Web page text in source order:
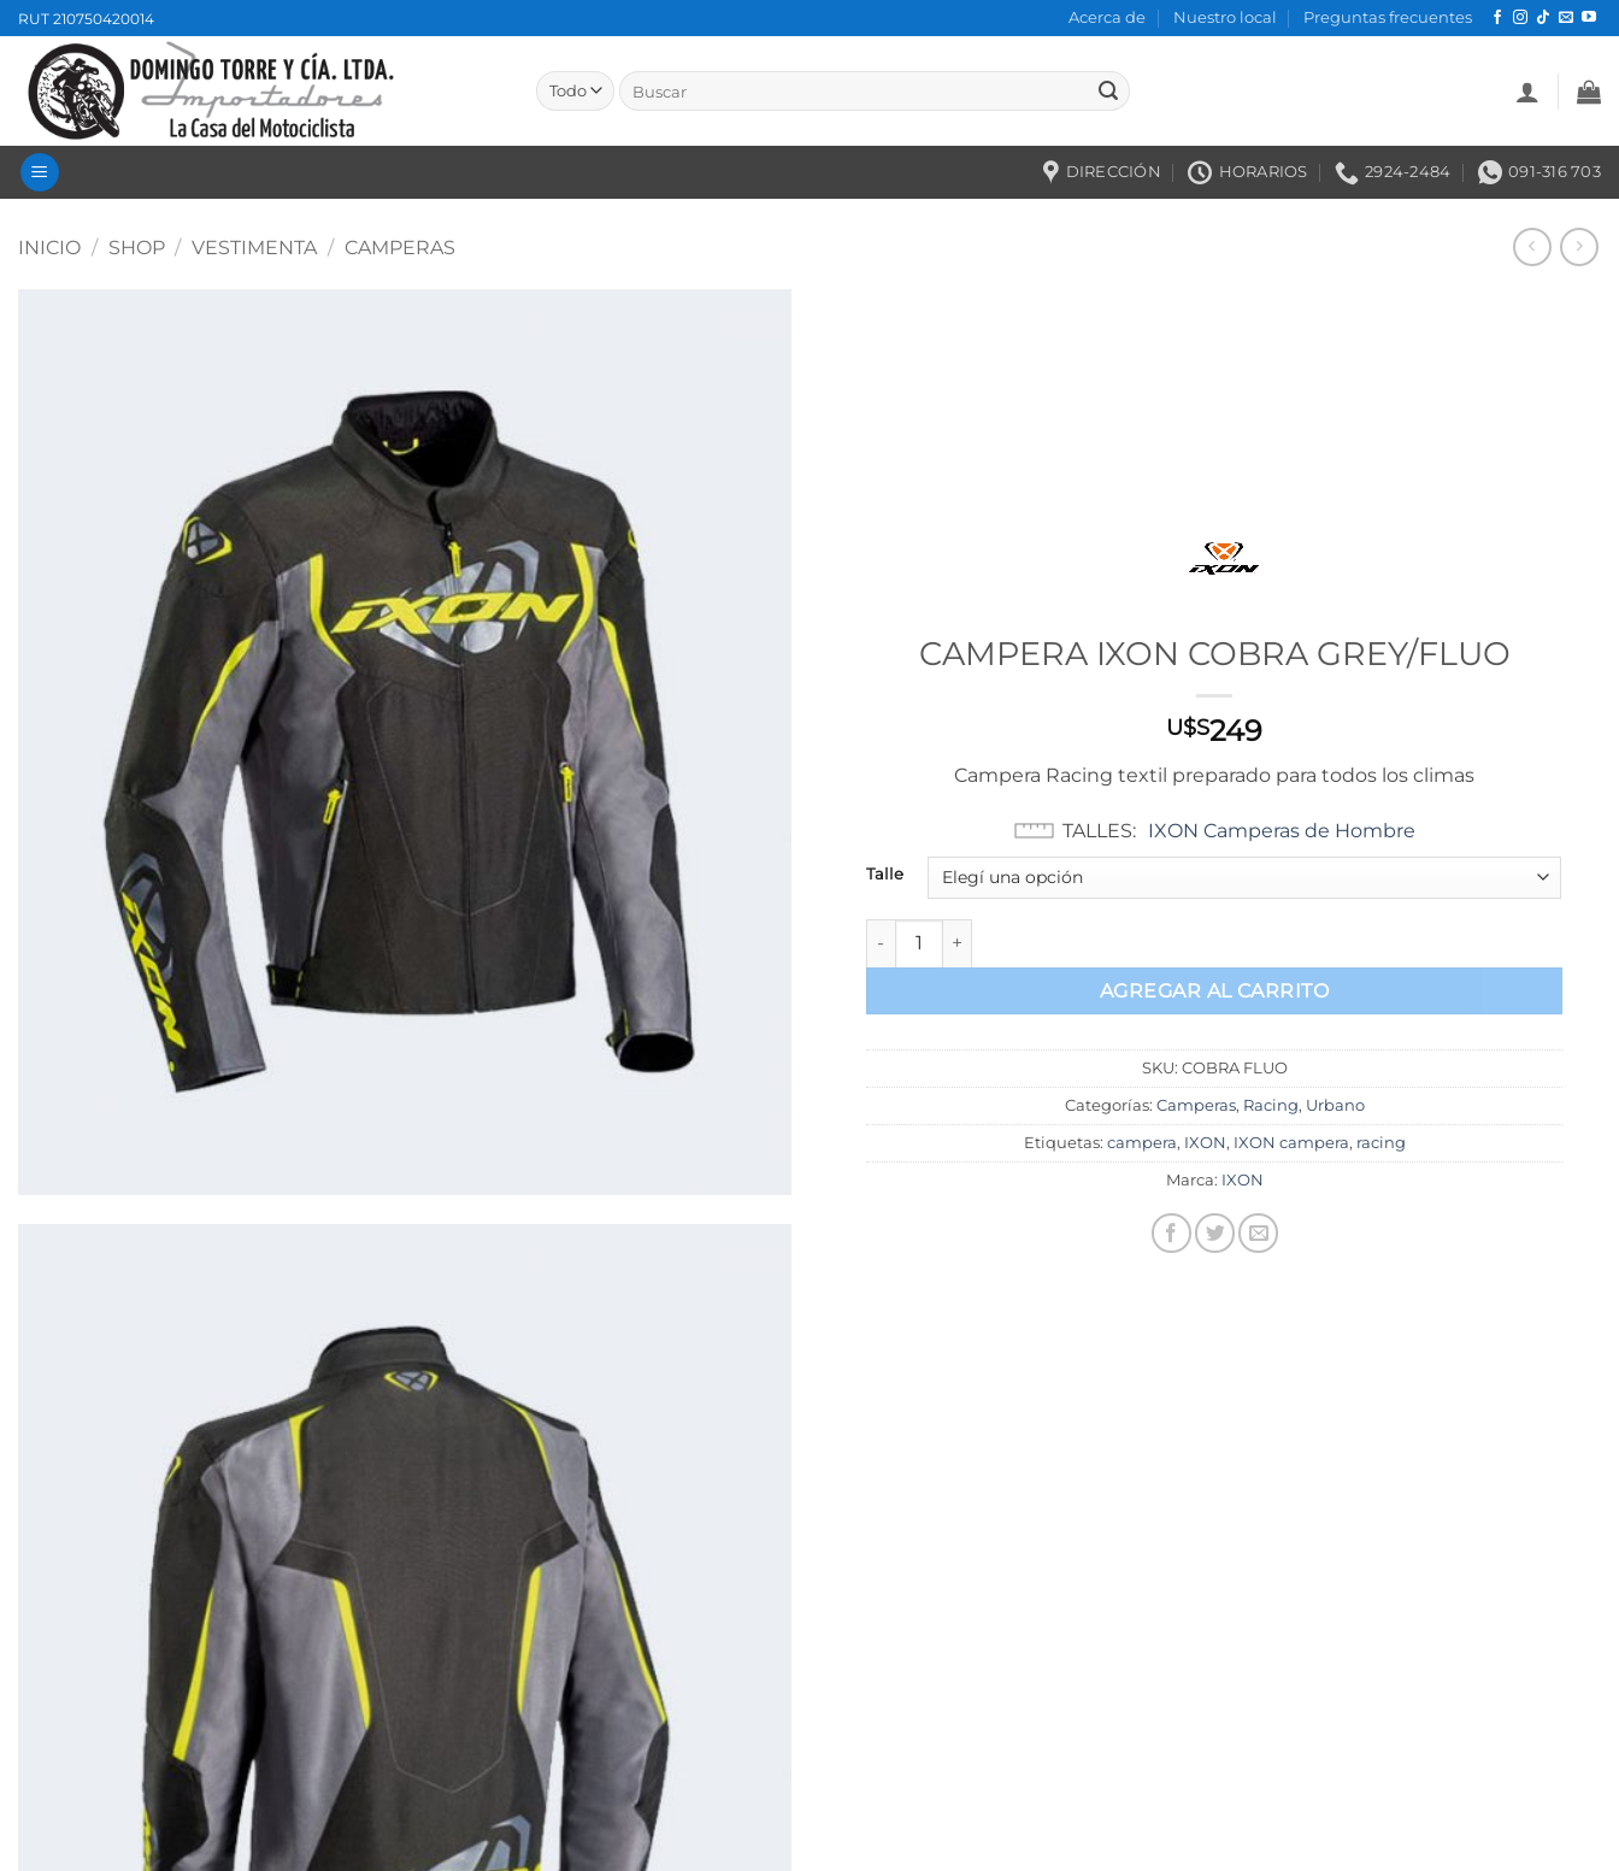
Saltar
al
contenido
RUT 210750420014 Acerca de Nuestro local Preguntas frecuentes
Buscar
por:
DIRECCIÓN HORARIOS 2924-2484 091-316 703
INICIO / SHOP / VESTIMENTA / CAMPERAS
CAMPERA IXON COBRA GREY/FLUO
U$S249
Campera Racing textil preparado para todos los climas
TALLES IXON Camperas de Hombre
Talle
CAMPERA IXON COBRA GREY/FLUO cantidad
AGREGAR AL CARRITO
SKU: COBRA FLUO
Categorías: Camperas, Racing, Urbano
Etiquetas: campera, IXON , IXON campera, racing
Marca: IXON